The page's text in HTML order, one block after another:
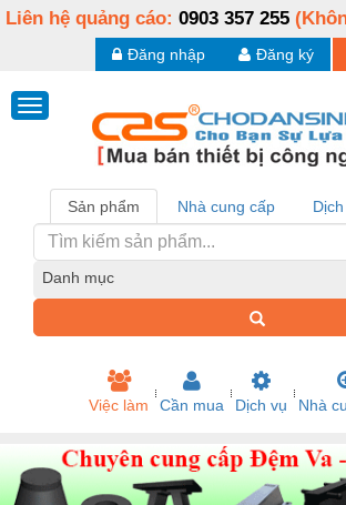
Liên hệ quảng cáo: 0903 357 255
Đăng ký
Đăng nhập
Sản phẩm Nhà cung cấp
Danh mục
Việc làm Cần mua Dịch vụ Nhà